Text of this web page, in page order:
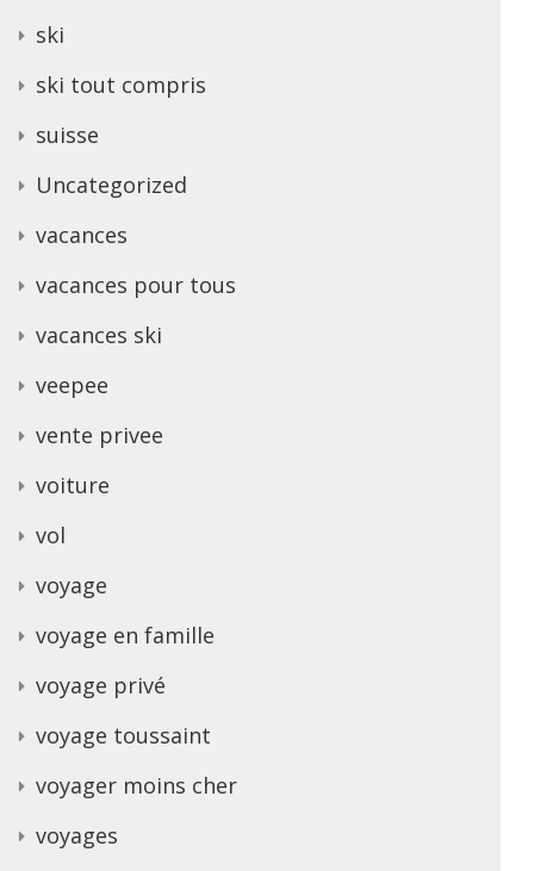
ski
ski tout compris
suisse
Uncategorized
vacances
vacances pour tous
vacances ski
veepee
vente privee
voiture
vol
voyage
voyage en famille
voyage privé
voyage toussaint
voyager moins cher
voyages